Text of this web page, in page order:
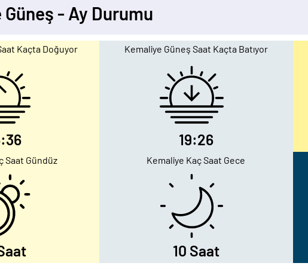
- Ay Durumu
Kaçta Doğuyor Kemaliye Güneş Saat Kaçta Batıyor
19:26
Saat Gündüz Kemaliye Kaç Saat Gece
10 Saat